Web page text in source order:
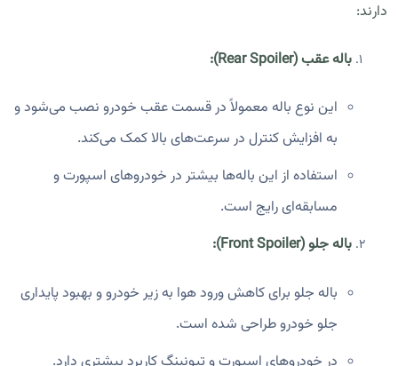
دارند:
باله‌ عقب (Rear Spoiler):
این نوع باله معمولاً در قسمت عقب خودرو نصب می‌شود و
به افزایش کنترل در سرعت‌های بالا کمک می‌کند.
استفاده از این باله‌ها بیشتر در خودروهای اسپورت و
مسابقه‌ای رایج است.
باله جلو (Front Spoiler):
باله‌ جلو برای کاهش ورود هوا به زیر خودرو و بهبود پایداری
جلو خودرو طراحی شده است.